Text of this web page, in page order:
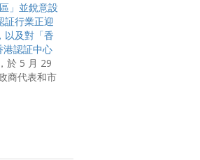
」並銳意設
証行業正迎
以及對「香
港認証中心
於 5 月 29
商代表和市